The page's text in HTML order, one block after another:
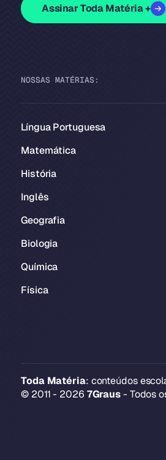
Assinar Toda Matéria +
NOSSAS MATÉRIAS:
Língua Portuguesa
Matemática
História
Inglês
Geografia
Biologia
Química
Física
Toda Matéria: conteúdos
© 2011 - 2026 7Graus- Todos